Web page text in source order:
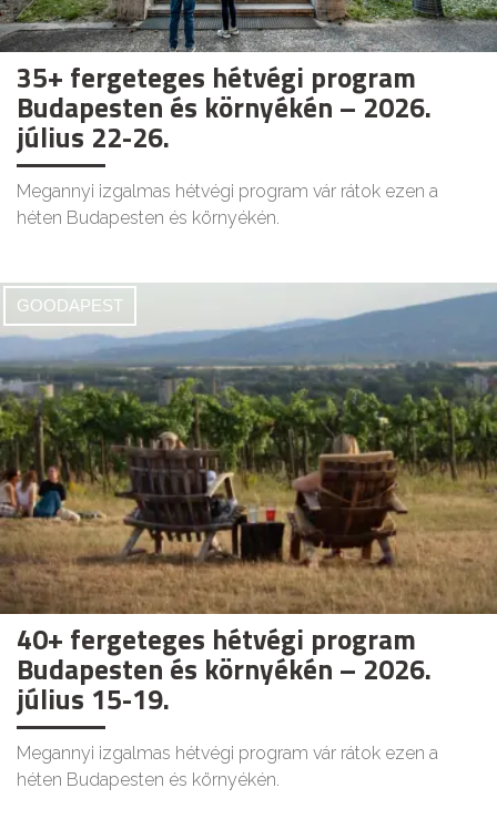
35+ fergeteges hétvégi program
Budapesten és környékén – 2026.
július 22-26.
Megannyi izgalmas hétvégi program vár rátok ezen a
héten Budapesten és környékén.
GOODAPEST
40+ fergeteges hétvégi program
Budapesten és környékén – 2026.
július 15-19.
Megannyi izgalmas hétvégi program vár rátok ezen a
héten Budapesten és környékén.